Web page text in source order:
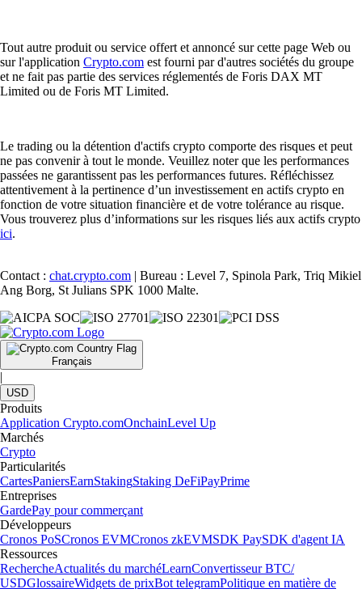
Tout autre produit ou service offert et annoncé sur cette page Web ou
sur l'application Crypto.com est fourni par d'autres sociétés du groupe
et ne fait pas partie des services réglementés de Foris DAX MT
Limited ou de Foris MT Limited.
Le trading ou la détention d'actifs crypto comporte des risques et peut
ne pas convenir à tout le monde. Veuillez noter que les performances
passées ne garantissent pas les performances futures. Réfléchissez
attentivement à la pertinence d’un investissement en actifs crypto en
fonction de votre situation financière et de votre tolérance au risque.
Vous trouverez plus d’informations sur les risques liés aux actifs crypto
ici.
Contact : chat.crypto.com | Bureau : Level 7, Spinola Park, Triq Mikiel
Ang Borg, St Julians SPK 1000 Malte.
Français
|
USD
Produits
Application Crypto.comOnchainLevel Up
Marchés
Crypto
Particularités
CartesPaniersEarnStakingStaking DeFiPayPrime
Entreprises
GardePay pour commerçant
Développeurs
Cronos PoSCronos EVMCronos zkEVMSDK PaySDK d'agent IA
Ressources
RechercheActualités du marchéLearnConvertisseur BTC/
USDGlossaireWidgets de prixBot telegramPolitique en matière de